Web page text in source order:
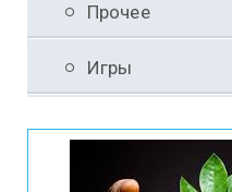
Прочее
Игры